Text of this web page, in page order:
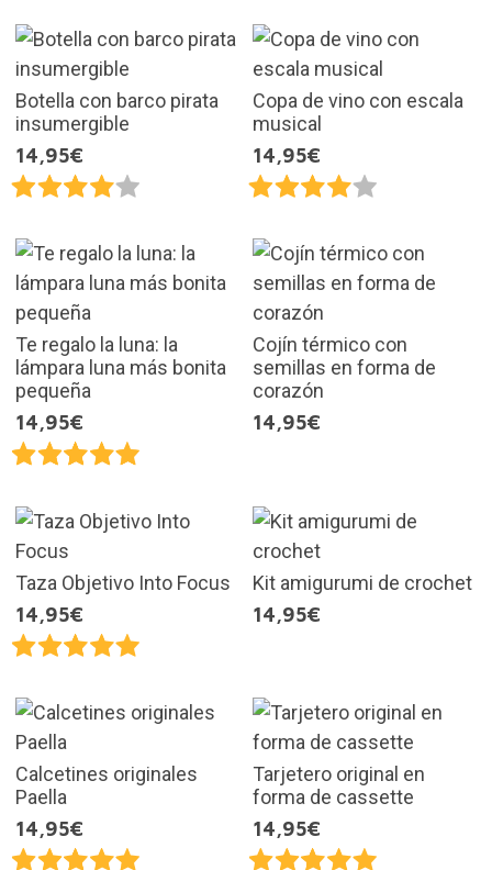
Botella con barco pirata
insumergible
14,95€
Copa de vino con escala
musical
14,95€
Te regalo la luna: la
lámpara luna más bonita
pequeña
14,95€
Cojín térmico con
semillas en forma de
corazón
14,95€
Taza Objetivo Into Focus
14,95€
Kit amigurumi de crochet
14,95€
Calcetines originales
Paella
14,95€
Tarjetero original en
forma de cassette
14,95€